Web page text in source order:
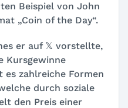
Beispiel von John
„Coin of the Day“.
er auf 𝕏 vorstellte,
Kursgewinne
es zahlreiche Formen
durch soziale
den Preis einer